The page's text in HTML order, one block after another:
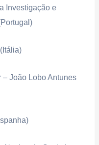
Investigação e
João Lobo Antunes